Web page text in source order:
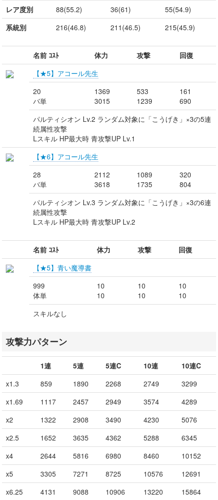
レア度別
88(55.2) 36(61)
55(54.9)
系統別
216(46.8) 211(46.5) 215(45.9)
名前 ｺｽﾄ 体力 攻撃
回復
【★5】アコール先生
20
バ単
1369
3015
533
1239
161
690
パルティシオン Lv.2 ランダム対象に「こうげき」×3の5連
続属性攻撃
Lスキル HP最大時 青攻撃UP Lv.1
【★6】アコール先生
28
バ単
2112
3618
1089
1735
320
804
パルティシオン Lv.3 ランダム対象に「こうげき」×3の6連
続属性攻撃
Lスキル HP最大時 青攻撃UP Lv.2
名前 ｺｽﾄ 体力 攻撃
回復
【★5】青い魔導書
999
体単
10
10
10
10
10
10
スキルなし
攻撃力パターン
1連 5連 5連C 10連
10連C
x1.3
859 1890 2268 2749
3299
x1.69
1117 2457 2949 3574
4289
x2
1322 2908 3490 4230
5076
x2.5
1652 3635 4362 5288
6345
x4
2644 5816 6980 8460
10152
x5
3305 7271 8725 10576
12691
x6.25
4131 9088 10906 13220 15864